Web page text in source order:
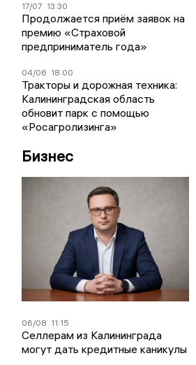
17/07 13:30
Продолжается приём заявок на
премию «Страховой
предприниматель года»
04/06 18:00
Тракторы и дорожная техника:
Калининградская область
обновит парк с помощью
«Росагролизинга»
Бизнес
06/08 11:15
Селлерам из Калининграда
могут дать кредитные каникулы